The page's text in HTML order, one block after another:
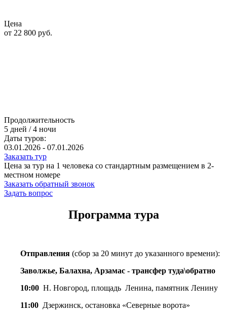
Цена
от 22 800 руб.
Продолжительность
5 дней / 4 ночи
Даты туров:
03.01.2026 - 07.01.2026
Заказать тур
Цена за тур на 1 человека со стандартным размещением в 2-
местном номере
Заказать обратный звонок
Задать вопрос
Программа тура
Отправления (сбор за 20 минут до указанного времени):
Заволжье, Балахна, Арзамас - трансфер туда\обратно
10:00 Н. Новгород, площадь Ленина, памятник Ленину
11:00 Дзержинск, остановка «Северные ворота»